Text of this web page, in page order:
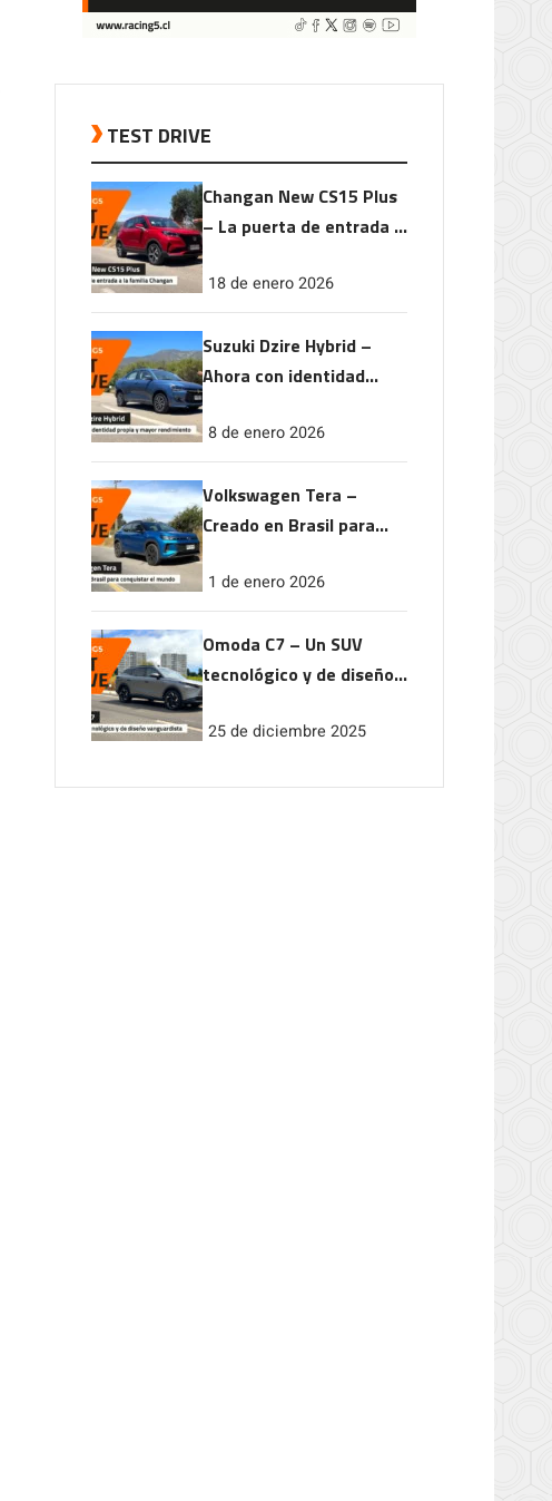
TEST DRIVE
Changan New CS15 Plus
– La puerta de entrada a
18 de enero 2026
Suzuki Dzire Hybrid –
Ahora con identidad
rendimiento
8 de enero 2026
Volkswagen Tera –
Creado en Brasil para
1 de enero 2026
Omoda C7 – Un SUV
tecnológico y de diseño
25 de diciembre 2025